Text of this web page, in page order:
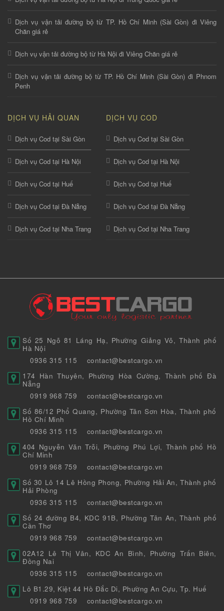
Dịch vụ vận tải đường bộ từ TP. Hồ Chí Minh (Sài Gòn) đi Viêng
Chăn giá rẻ
Dịch vụ vận tải đường bộ từ Hà Nội đi Viêng Chăn giá rẻ
Dịch vụ vận tải đường bộ từ TP. Hồ Chí Minh (Sài Gòn) đi Phnom
Penh
DỊCH VỤ HẢI QUAN
Dịch vụ Cod tại Sài Gòn
Dịch vụ Cod tại Hà Nội
Dịch vụ Cod tại Huế
Dịch vụ Cod tại Đà Nẵng
Dịch vụ Cod tại Nha Trang
DỊCH VỤ COD
Dịch vụ Cod tại Sài Gòn
Dịch vụ Cod tại Hà Nội
Dịch vụ Cod tại Huế
Dịch vụ Cod tại Đà Nẵng
Dịch vụ Cod tại Nha Trang
Số 25 Ngõ 81 Láng Hạ, Phường Giảng Võ, Thành phố
Hà Nội
0936 315 115
contact@bestcargo.vn
174 Hàn Thuyên, Phường Hòa Cường, Thành phố Đà
Nẵng
0919 968 759
contact@bestcargo.vn
Số 86/12 Phổ Quang, Phường Tân Sơn Hòa, Thành phố
Hồ Chí Minh
0936 315 115
contact@bestcargo.vn
404 Nguyễn Văn Trỗi, Phường Phú Lợi, Thành phố Hồ
Chí Minh
0919 968 759
contact@bestcargo.vn
Số 30 Lô 14 Lê Hồng Phong, Phường Hải An, Thành phố
Hải Phòng
0936 315 115
contact@bestcargo.vn
Số 24 đường B4, KDC 91B, Phường Tân An, Thành phố
Cần Thơ
0919 968 759
contact@bestcargo.vn
02A12 Lê Thị Vân, KDC An Bình, Phường Trấn Biên,
Đồng Nai
0936 315 115
contact@bestcargo.vn
Lô B1.29, Kiệt 44 Hồ Đắc Di, Phường An Cựu, Tp. Huế
0919 968 759
contact@bestcargo.vn